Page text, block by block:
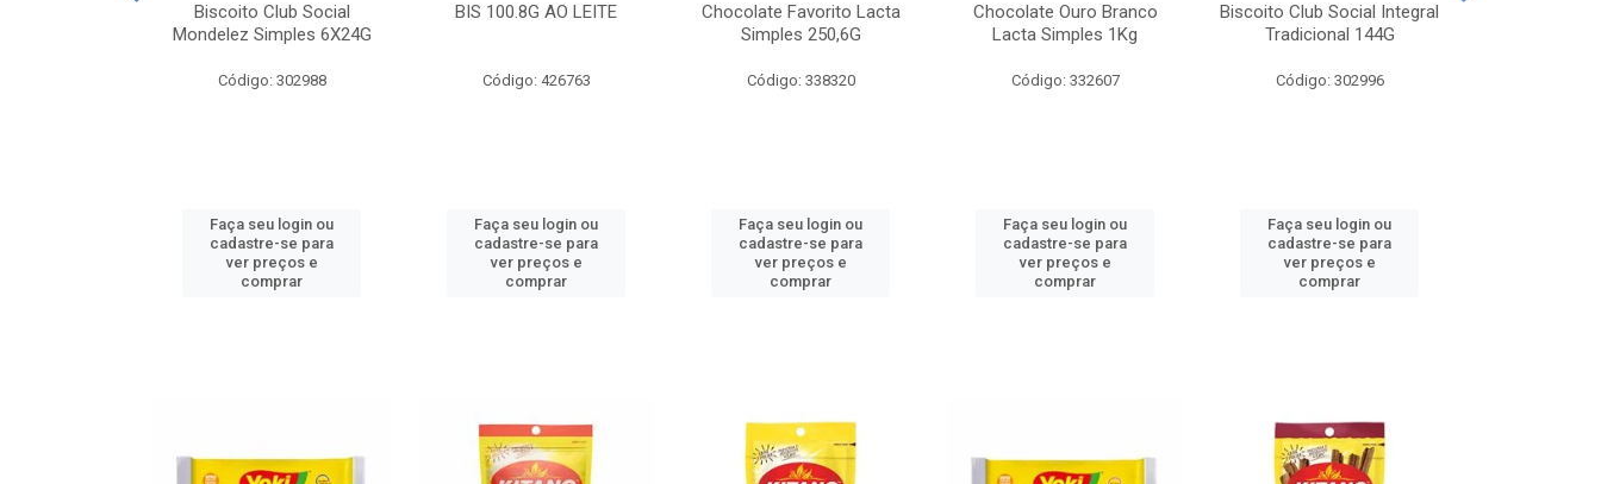
Biscoito Club Social
Mondelez Simples 6X24G
Código: 302988
Faça seu login ou
cadastre-se para
ver preços e
comprar
BIS 100.8G AO LEITE
Código: 426763
Faça seu login ou
cadastre-se para
ver preços e
comprar
Chocolate Favorito Lacta
Simples 250,6G
Código: 338320
Faça seu login ou
cadastre-se para
ver preços e
comprar
Chocolate Ouro Branco
Lacta Simples 1Kg
Código: 332607
Faça seu login ou
cadastre-se para
ver preços e
comprar
Biscoito Club Social Integral
Tradicional 144G
Código: 302996
Faça seu login ou
cadastre-se para
ver preços e
comprar